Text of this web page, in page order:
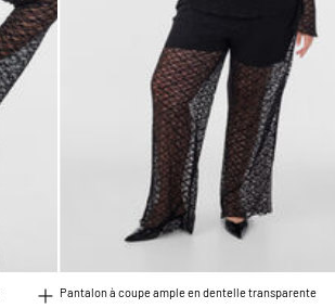
Pantalon à coupe ample en dentelle transparente